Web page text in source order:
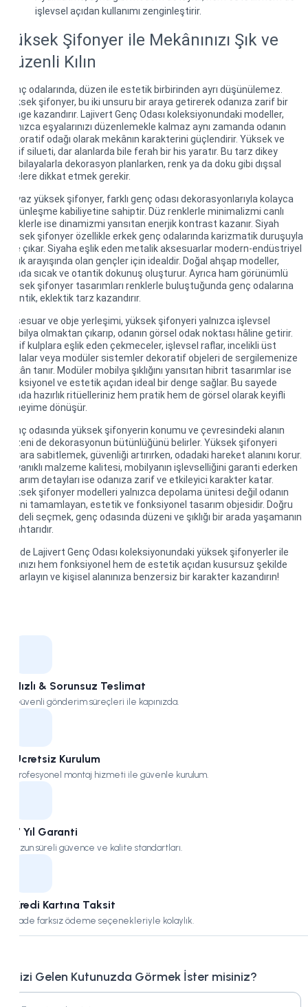
işlevsel açıdan kullanımı zenginleştirir.
Yüksek Şifonyer ile Mekânınızı Şık ve
Düzenli Kılın
Genç odalarında, düzen ile estetik birbirinden ayrı düşünülemez.
Yüksek şifonyer, bu iki unsuru bir araya getirerek odanıza zarif bir
denge kazandırır. Lajivert Genç Odası koleksiyonundaki modeller,
yalnızca eşyalarınızı düzenlemekle kalmaz aynı zamanda odanın
dekoratif odağı olarak mekânın karakterini güçlendirir. Yüksek ve
zarif silueti, dar alanlarda bile ferah bir his yaratır. Bu tarz dikey
mobilayalarla dekorasyon planlarken, renk ya da doku gibi dışsal
öğelere dikkat etmek gerekir.
Beyaz yüksek şifonyer, farklı genç odası dekorasyonlarıyla kolayca
bütünleşme kabiliyetine sahiptir. Düz renklerle minimalizmi canlı
renklerle ise dinamizmi yansıtan enerjik kontrast kazanır. Siyah
yüksek şifonyer özellikle erkek genç odalarında karizmatik duruşuyla
öne çıkar. Siyaha eşlik eden metalik aksesuarlar modern-endüstriyel
şıklık arayışında olan gençler için idealdir. Doğal ahşap modeller,
odada sıcak ve otantik dokunuş oluşturur. Ayrıca ham görünümlü
yüksek şifonyer tasarımları renklerle buluştuğunda genç odalarına
otantik, eklektik tarz kazandırır.
Aksesuar ve obje yerleşimi, yüksek şifonyeri yalnızca işlevsel
mobilya olmaktan çıkarıp, odanın görsel odak noktası hâline getirir.
Zarif kulplara eşlik eden çekmeceler, işlevsel raflar, incelikli üst
tablalar veya modüler sistemler dekoratif objeleri de sergilemenize
imkân tanır. Modüler mobilya şıklığını yansıtan hibrit tasarımlar ise
fonksiyonel ve estetik açıdan ideal bir denge sağlar. Bu sayede
odada hazırlık ritüelleriniz hem pratik hem de görsel olarak keyifli
deneyime dönüşür.
Genç odasında yüksek şifonyerin konumu ve çevresindeki alanın
düzeni de dekorasyonun bütünlüğünü belirler. Yüksek şifonyeri
duvara sabitlemek, güvenliği artırırken, odadaki hareket alanını korur.
Dayanıklı malzeme kalitesi, mobilyanın işlevselliğini garanti ederken
tasarım detayları ise odanıza zarif ve etkileyici karakter katar.
Yüksek şifonyer modelleri yalnızca depolama ünitesi değil odanın
stilini tamamlayan, estetik ve fonksiyonel tasarım objesidir. Doğru
modeli seçmek, genç odasında düzeni ve şıklığı bir arada yaşamanın
anahtarıdır.
Siz de Lajivert Genç Odası koleksiyonundaki yüksek şifonyerler ile
odanızı hem fonksiyonel hem de estetik açıdan kusursuz şekilde
tasarlayın ve kişisel alanınıza benzersiz bir karakter kazandırın!
Hızlı & Sorunsuz Teslimat
Güvenli gönderim süreçleri ile kapınızda.
Ücretsiz Kurulum
Profesyonel montaj hizmeti ile güvenle kurulum.
7 Yıl Garanti
Uzun süreli güvence ve kalite standartları.
Kredi Kartına Taksit
Vade farksız ödeme seçenekleriyle kolaylık.
Bizi Gelen Kutunuzda Görmek İster misiniz?